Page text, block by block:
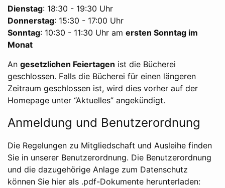
Dienstag: 18:30 - 19:30 Uhr
Donnerstag: 15:30 - 17:00 Uhr
Sonntag: 10:30 - 11:30 Uhr am ersten Sonntag im
Monat
An gesetzlichen Feiertagen ist die Bücherei
geschlossen. Falls die Bücherei für einen längeren
Zeitraum geschlossen ist, wird dies vorher auf der
Homepage unter “Aktuelles” angekündigt.
Anmeldung und Benutzerordnung
Die Regelungen zu Mitgliedschaft und Ausleihe finden
Sie in unserer Benutzerordnung. Die Benutzerordnung
und die dazugehörige Anlage zum Datenschutz
können Sie hier als .pdf-Dokumente herunterladen: